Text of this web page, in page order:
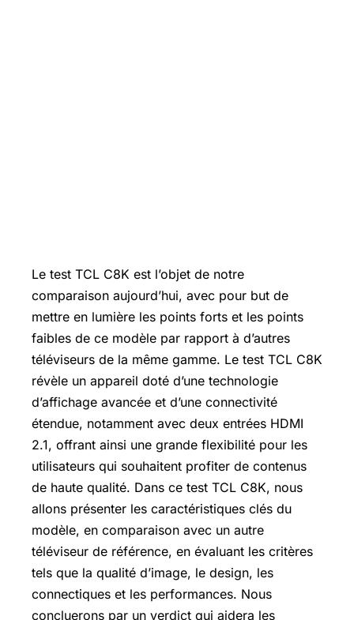
Le test TCL C8K est l’objet de notre
comparaison aujourd’hui, avec pour but de
mettre en lumière les points forts et les points
faibles de ce modèle par rapport à d’autres
téléviseurs de la même gamme. Le test TCL C8K
révèle un appareil doté d’une technologie
d’affichage avancée et d’une connectivité
étendue, notamment avec deux entrées HDMI
2.1, offrant ainsi une grande flexibilité pour les
utilisateurs qui souhaitent profiter de contenus
de haute qualité. Dans ce test TCL C8K, nous
allons présenter les caractéristiques clés du
modèle, en comparaison avec un autre
téléviseur de référence, en évaluant les critères
tels que la qualité d’image, le design, les
connectiques et les performances. Nous
concluerons par un verdict qui aidera les